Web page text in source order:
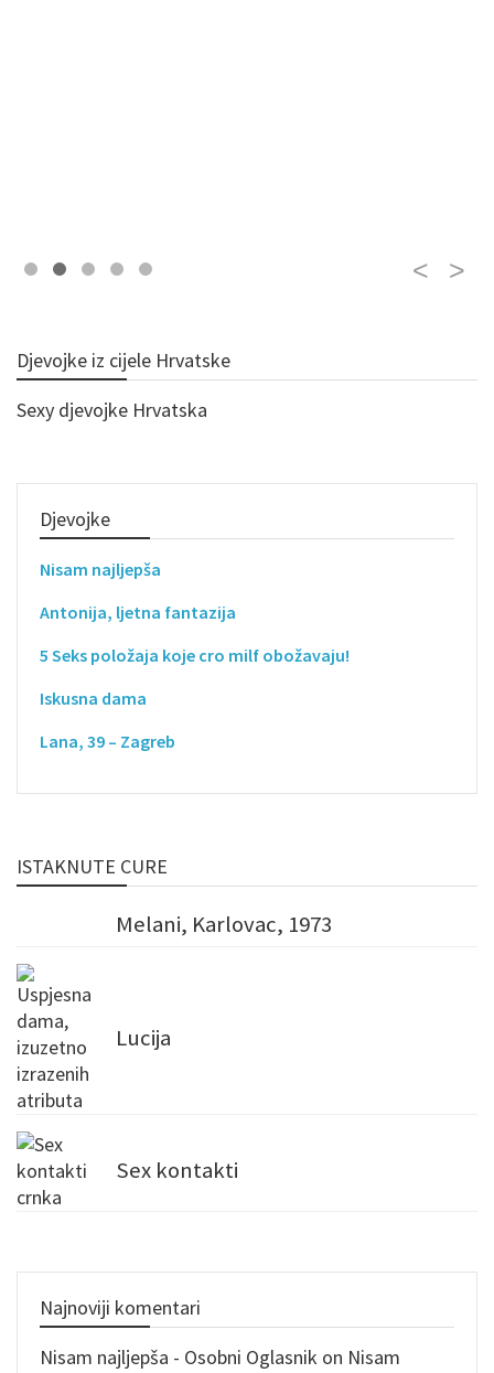
Djevojke iz cijele Hrvatske
Sexy djevojke Hrvatska
Djevojke
Nisam najljepša
Antonija, ljetna fantazija
5 Seks položaja koje cro milf obožavaju!
Iskusna dama
Lana, 39 – Zagreb
ISTAKNUTE CURE
Melani, Karlovac, 1973
Lucija
Sex kontakti
Najnoviji komentari
Nisam najljepša - Osobni Oglasnik on Nisam